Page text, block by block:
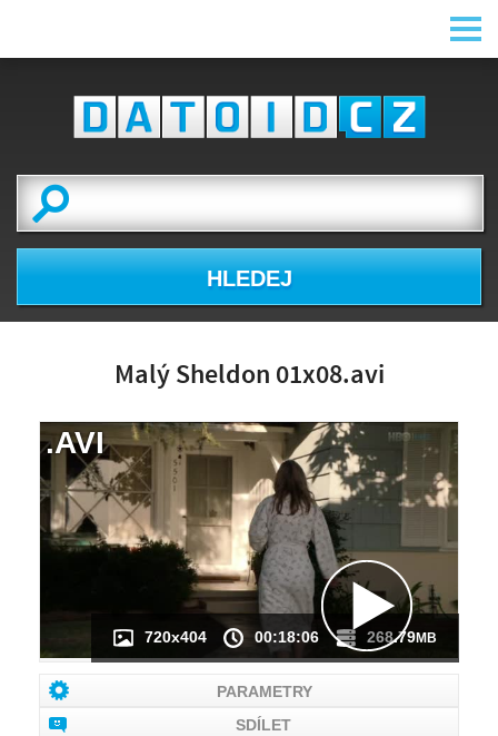
HLEDEJ
Malý Sheldon 01x08.avi
NÁHLED VIDEA
NENÍ K DISPOZICI
720x404 00:18:06 268.79MB
.AVI
PARAMETRY
SDÍLET